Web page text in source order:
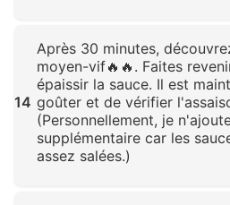
14
Après 30 minutes,
moyen-vif🔥🔥. Faites
épaissir la sauce. Il est
goûter et de vérifier
(Personnellement, je
supplémentaire car les
assez salées.)